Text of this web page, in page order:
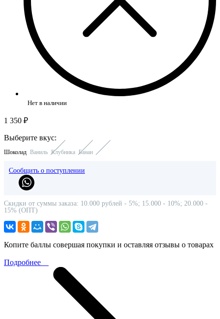
Нет в наличии
1 350 ₽
Выберите вкус:
Шоколад Ваниль Клубника Банан
Сообщить о поступлении
Скидки от суммы заказа: 10.000 рублей - 5%; 15.000 - 10%; 20.000 -
15% (ОПТ)
Копите баллы совершая покупки и оставляя отзывы о товарах
Подробнее